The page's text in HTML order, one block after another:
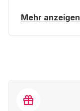
Mehr anzeigen